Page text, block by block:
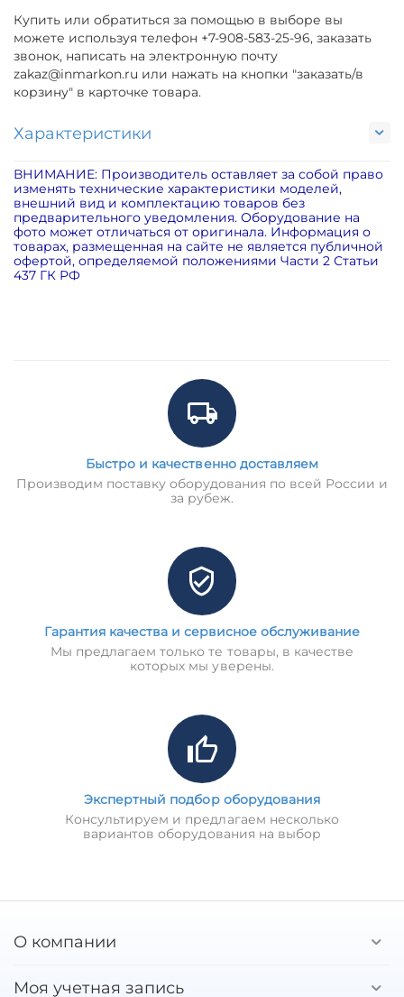
Купить или обратиться за помощью в выборе вы
можете используя телефон +7-908-583-25-96, заказать
звонок, написать на электронную почту
zakaz@inmarkon.ru или нажать на кнопки "заказать/в
корзину" в карточке товара.
Характеристики
ВНИМАНИЕ: Производитель оставляет за собой право
изменять технические характеристики моделей,
внешний вид и комплектацию товаров без
предварительного уведомления. Оборудование на
фото может отличаться от оригинала. Информация о
товарах, размещенная на сайте не является публичной
офертой, определяемой положениями Части 2 Статьи
437 ГК РФ
Быстро и качественно доставляем
Производим поставку оборудования по всей России и
за рубеж.
Гарантия качества и сервисное обслуживание
Мы предлагаем только те товары, в качестве
которых мы уверены.
Экспертный подбор оборудования
Консультируем и предлагаем несколько
вариантов оборудования на выбор
О компании
Моя учетная запись